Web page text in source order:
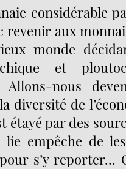
considérable
revenir aux
monde
et
Allons-nous
diversité de
étayé par des
lie empêche de
s’y reporter...